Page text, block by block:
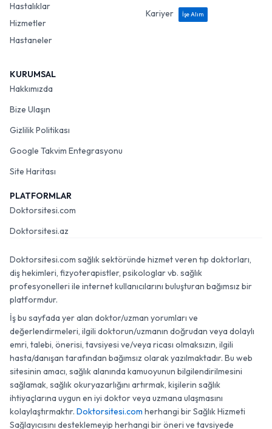
Hastalıklar
Hizmetler
Hastaneler
Kariyer
İşe Alım
KURUMSAL
Hakkımızda
Bize Ulaşın
Gizlilik Politikası
Google Takvim Entegrasyonu
Site Haritası
PLATFORMLAR
Doktorsitesi.com
Doktorsitesi.az
Doktorsitesi.com sağlık sektöründe hizmet veren tıp doktorları,
diş hekimleri, fizyoterapistler, psikologlar vb. sağlık
profesyonelleri ile internet kullanıcılarını buluşturan bağımsız bir
platformdur.
İş bu sayfada yer alan doktor/uzman yorumları ve
değerlendirmeleri, ilgili doktorun/uzmanın doğrudan veya dolaylı
emri, talebi, önerisi, tavsiyesi ve/veya ricası olmaksızın, ilgili
hasta/danışan tarafından bağımsız olarak yazılmaktadır. Bu web
sitesinin amacı, sağlık alanında kamuoyunun bilgilendirilmesini
sağlamak, sağlık okuryazarlığını artırmak, kişilerin sağlık
ihtiyaçlarına uygun en iyi doktor veya uzmana ulaşmasını
kolaylaştırmaktır. Doktorsitesi.com herhangi bir Sağlık Hizmeti
Sağlayıcısını desteklemeyip herhangi bir öneri ve tavsiyede